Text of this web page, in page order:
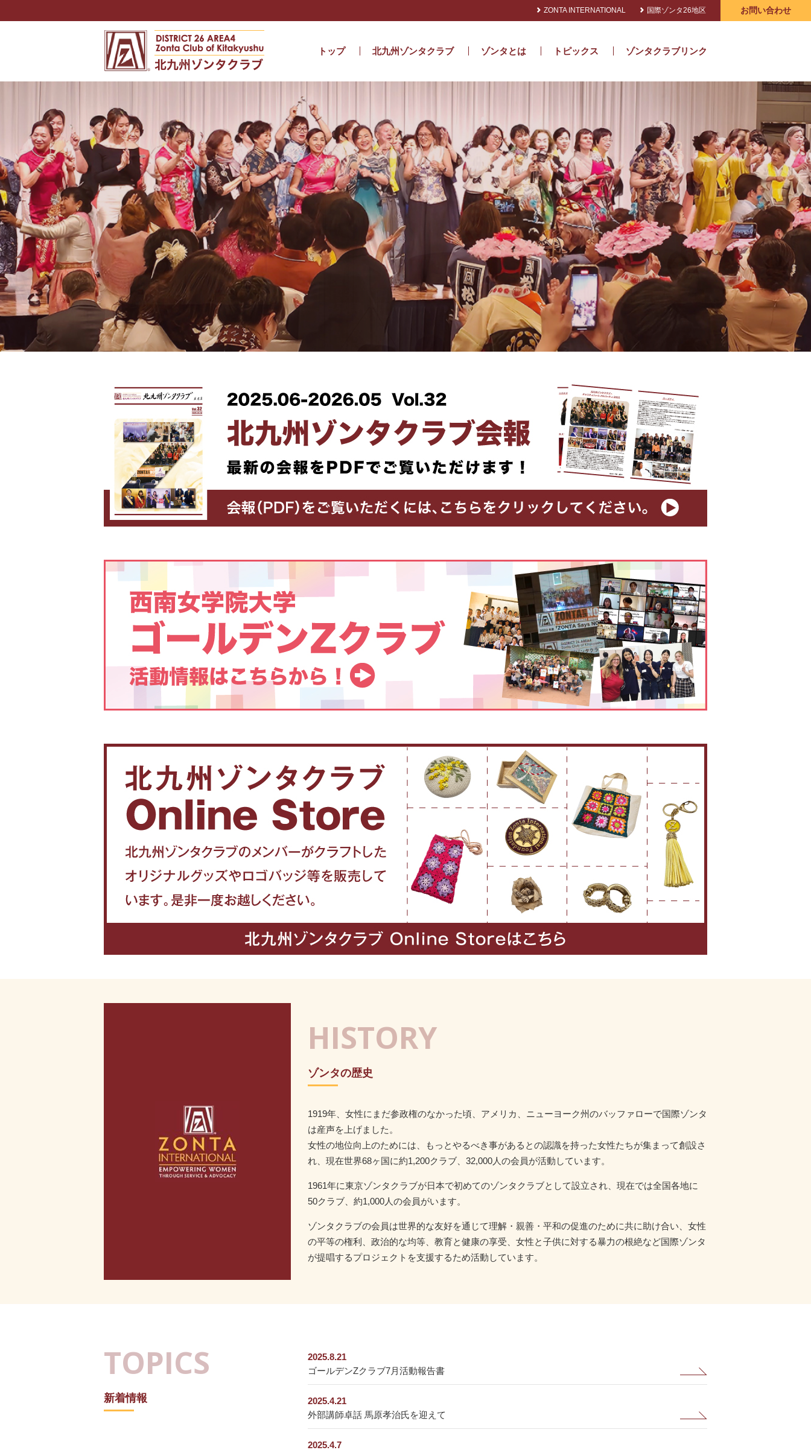
ZONTA INTERNATIONAL 国際ゾンタ26地区 お問い合わせ
トップ
北九州ゾンタクラブ ゾンタとは トピックス ゾンタクラブリンク
HISTORY
ゾンタの歴史
1919年、女性にまだ参政権のなかった頃、アメリカ、ニューヨーク州のバッファローで国際ゾンタ
は産声を上げました。
女性の地位向上のためには、もっとやるべき事があるとの認識を持った女性たちが集まって創設さ
れ、現在世界68ヶ国に約1,200クラブ、32,000人の会員が活動しています。
1961年に東京ゾンタクラブが日本で初めてのゾンタクラブとして設立され、現在では全国各地に
50クラブ、約1,000人の会員がいます。
ゾンタクラブの会員は世界的な友好を通じて理解・親善・平和の促進のために共に助け合い、女性
の平等の権利、政治的な均等、教育と健康の享受、女性と子供に対する暴力の根絶など国際ゾンタ
が提唱するプロジェクトを支援するため活動しています。
TOPICS
新着情報
2025.8.21
ゴールデンZクラブ7月活動報告書
2025.4.21
外部講師卓話 馬原孝治氏を迎えて
2025.4.7